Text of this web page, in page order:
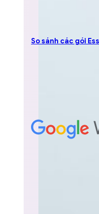
So sánh các gói